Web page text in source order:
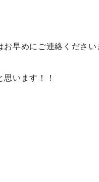
お早めにご連絡くださ
います！！